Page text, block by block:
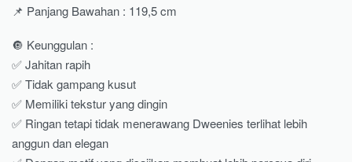
📌 Panjang Bawahan : 119,5 cm
🔘 Keunggulan :
✅ Jahitan rapih
✅ Tidak gampang kusut
✅ Memiliki tekstur yang dingin
✅ Ringan tetapi tidak menerawang Dweenies terlihat lebih
anggun dan elegan